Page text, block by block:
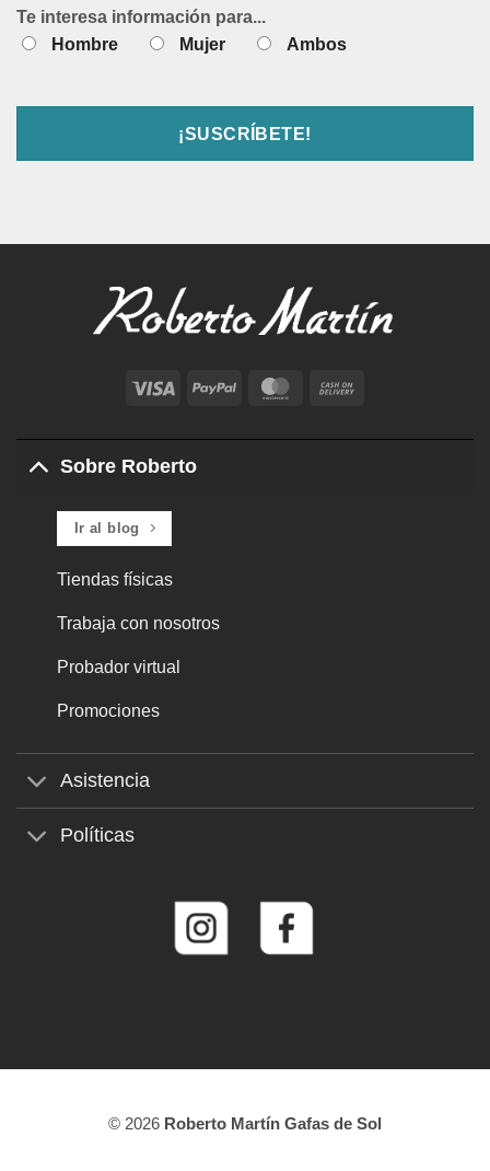
Te interesa información para...
Hombre
Mujer Ambos
Visa PayPal MasterCard
Delivery
Sobre Roberto
Ir al blog
Tiendas físicas
Trabaja con nosotros
Probador virtual
Promociones
Asistencia
Políticas
© 2026 Roberto Martín Gafas de Sol